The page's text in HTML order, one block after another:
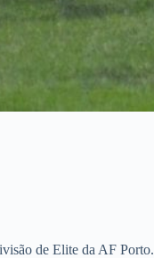
de Elite da AF Porto.